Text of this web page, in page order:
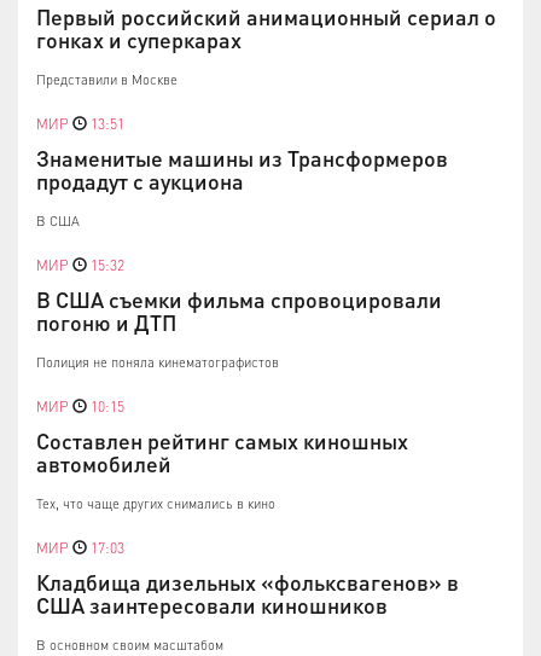
Первый российский анимационный сериал о
гонках и суперкарах
Представили в Москве
МИР 13:51
Знаменитые машины из Трансформеров
продадут с аукциона
В США
МИР 15:32
В США съемки фильма спровоцировали
погоню и ДТП
Полиция не поняла кинематографистов
МИР 10:15
Составлен рейтинг самых киношных
автомобилей
Тех, что чаще других снимались в кино
МИР 17:03
Кладбища дизельных «фольксвагенов» в
США заинтересовали киношников
В основном своим масштабом